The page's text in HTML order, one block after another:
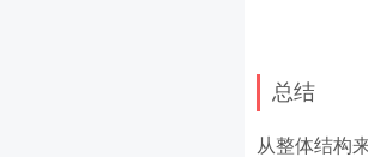
总结
从整体结构